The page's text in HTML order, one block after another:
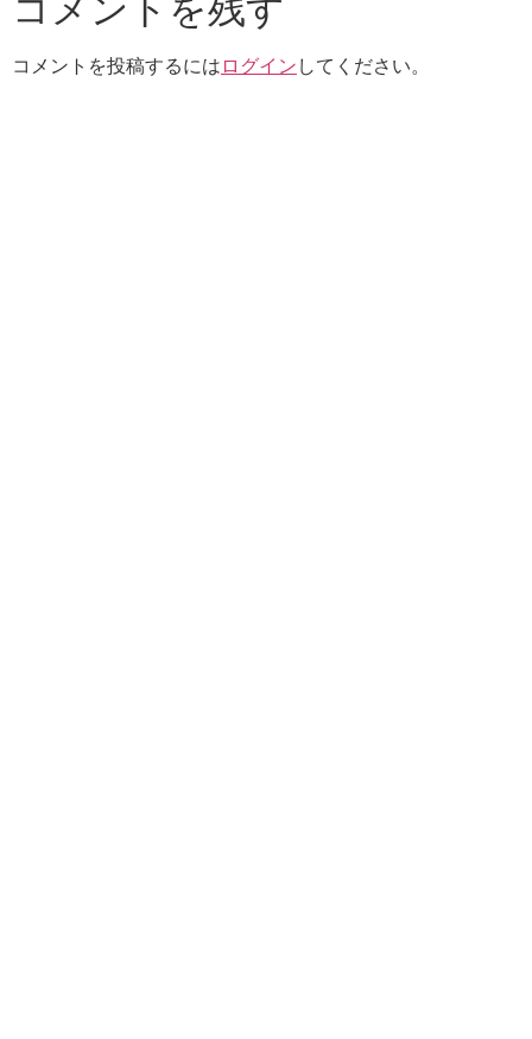
コメントを残す
コメントを投稿するには ログイン してください。